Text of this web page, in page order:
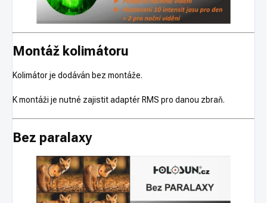
Montáž kolimátoru
Kolimátor je dodáván bez montáže.
K montáži je nutné zajistit adaptér RMS pro danou zbraň.
Bez paralaxy